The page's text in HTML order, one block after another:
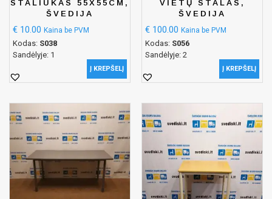
STALIUKAS 55X55CM,
ŠVEDIJA
€ 10.00 Kaina be PVM
Kodas: S038
Sandėlyje: 1
Į KREPŠELĮ
VIETŲ STALAS,
ŠVEDIJA
€ 100.00 Kaina be PVM
Kodas: S056
Sandėlyje: 2
Į KREPŠELĮ